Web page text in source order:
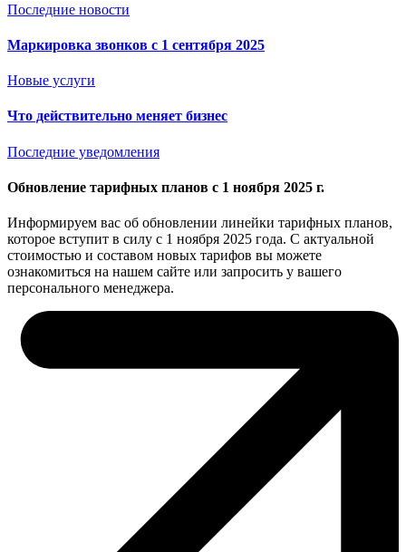
Последние новости
Маркировка звонков с 1 сентября 2025
Новые услуги
Что действительно меняет бизнес
Последние уведомления
Обновление тарифных планов с 1 ноября 2025 г.
Информируем вас об обновлении линейки тарифных планов,
которое вступит в силу с 1 ноября 2025 года. С актуальной
стоимостью и составом новых тарифов вы можете
ознакомиться на нашем сайте или запросить у вашего
персонального менеджера.